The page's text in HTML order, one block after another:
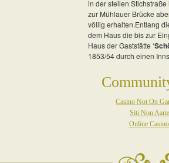
in der steilen Stichstraße
zur Mühlauer Brücke
völlig erhalten.Entlang
dem Haus die bis zur
Haus der Gaststätte ‘
1853/54 durch einen
Casino Not On
Siti Non
Online